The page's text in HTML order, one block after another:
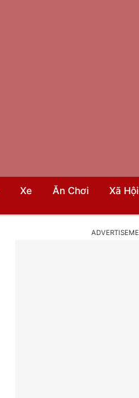
Xe Ăn Chơi Xã Hội